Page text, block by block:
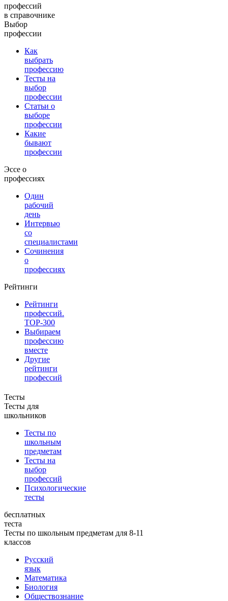
профессий
в справочнике
Выбор
профессии
Как
выбрать
профессию
Тесты на
выбор
профессии
Статьи о
выборе
профессии
Какие
бывают
профессии
Эссе о
профессиях
Один
рабочий
день
Интервью
со
специалистами
Сочинения
о
профессиях
Рейтинги
Рейтинги
профессий.
TOP-300
Выбираем
профессию
вместе
Другие
рейтинги
профессий
Тесты
Тесты для
школьников
Тесты по
школьным
предметам
Тесты на
выбор
профессий
Психологические
тесты
бесплатных
теста
Тесты по школьным предметам для 8-11
классов
Русский
язык
Математика
Биология
Обществознание